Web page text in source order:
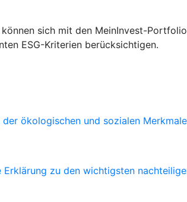
sich mit den MeinInvest-
ESG-Kriterien berücksichtigen.
ökologischen und sozialen
zu den wichtigsten